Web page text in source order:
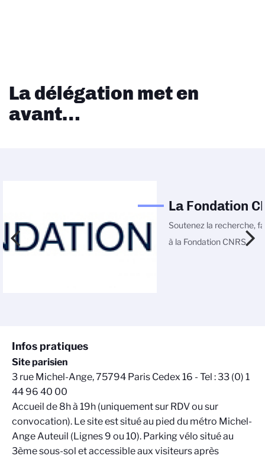
La délégation met en
avant…
La Fondation
Soutenez la recherche,
à la Fondation CNRS
Infos pratiques
Site parisien
3 rue Michel-Ange, 75794 Paris Cedex 16 - Tel : 33 (0) 1
44 96 40 00
Accueil de 8h à 19h (uniquement sur RDV ou sur
convocation). Le site est situé au pied du métro Michel-
Ange Auteuil (Lignes 9 ou 10). Parking vélo situé au
3ème sous-sol et accessible aux visiteurs après